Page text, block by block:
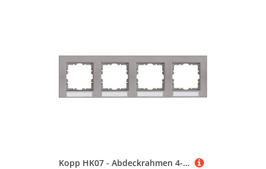
Kopp HK07 - Abdeckrahmen 4-Fach, waagerechte Installation, mit Schriftfeld, Farbe: Stahl, 1, 402847405